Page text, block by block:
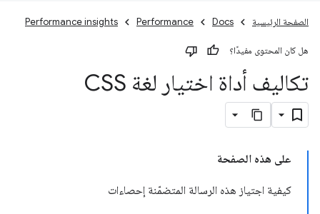
الصفحة الرئيسية Docs
Performance
Performance insights
هل كان المحتوى مفيدًا؟
تكاليف أداة اختيار لغة CSS
على هذه الصفحة
كيفية اجتياز هذه الرسالة المتضمّنة إحصاءات